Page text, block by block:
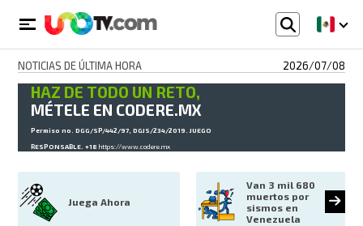
NOTICIAS DE ÚLTIMA HORA 2026/07/08
HAZ DE TODO UN RETO,
MÉTELE EN CODERE.MX
Permiso no. DGG/SP/442/97, DGJS/234/2019. JUEGO
RESPONSABLE. +18https://www.codere.mx
Juega Ahora
Van 3 mil 680
muertos por
sismos en
Venezuela